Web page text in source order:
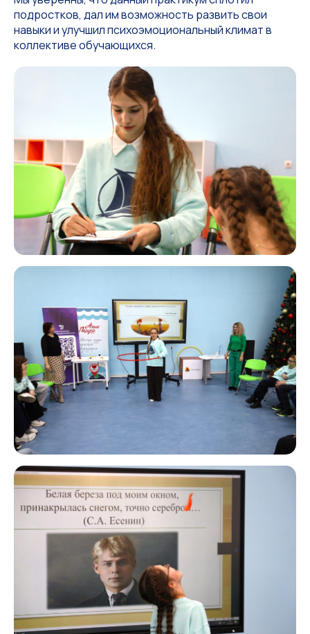
подростков, дал им возможность развить свои
навыки и улучшил психоэмоциональный климат в
коллективе обучающихся.